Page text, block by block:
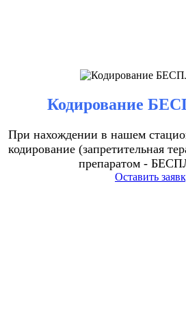
Кодирование
При нахождении в нашем
кодирование (запретительная
препаратом -
Оставить